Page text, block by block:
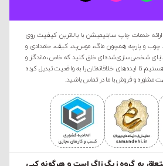
خدمات چاپ سابلیمیشن با بالاترین کیفیت روی
و پارچه همچون ماگ، موس‌پد، کیف، جامدادی و
شخصی‌سازی‌شده‌ای خلق کنید که خاص، ماندگار و
تا ایده‌های خلاقانه‌تان را به واقعیت تبدیل کرده
مشاوره و فروش با ما در تماس باشید.